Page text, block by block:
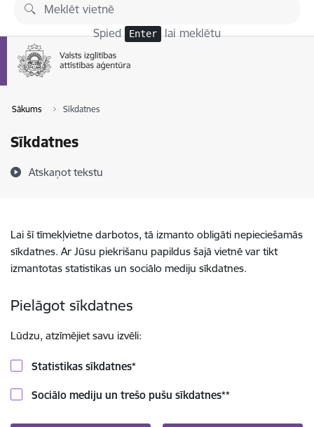
Pāriet uz lapas saturu
Spied Enter lai meklētu
Sākums Sīkdatnes
Sīkdatnes
Atskaņot tekstu
Lai šī tīmekļvietne darbotos, tā izmanto obligāti nepieciešamās
sīkdatnes. Ar Jūsu piekrišanu papildus šajā vietnē var tikt
izmantotas statistikas un sociālo mediju sīkdatnes.
Pielāgot sīkdatnes
Lūdzu, atzīmējiet savu izvēli:
Statistikas sīkdatnes*
Sociālo mediju un trešo pušu sīkdatnes**